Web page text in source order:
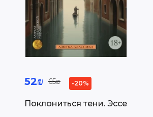
Поклониться тени. Эссе
52₪ 65₪ -20%